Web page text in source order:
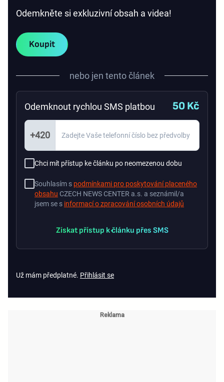
Odemkněte si exkluzivní obsah a videa!
Koupit
nebo jen tento článek
Odemknout rychlou SMS platbou 50 Kč
+420
Chci mít přístup ke článku po neomezenou dobu
Souhlasím s podmínkami pro poskytování placeného
obsahu CZECH NEWS CENTER a.s. a seznámil/a
jsem se s informací o zpracování osobních údajů
Získat přístup k článku přes SMS
Už mám předplatné. Přihlásit se